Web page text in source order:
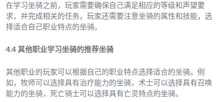
在学习坐骑之前，玩家需要确保自己满足相应的等级和声望要
求，并完成相关的任务。玩家还需要注意坐骑的属性和技能，选
择适合自己职业特点的坐骑。
4.4 其他职业学习坐骑的推荐坐骑
其他职业的玩家可以根据自己的职业特点选择适合的坐骑。例
如，牧师可以选择具有治疗能力的坐骑，术士可以选择具有召唤
能力的坐骑，死亡骑士可以选择具有亡灵特点的坐骑。